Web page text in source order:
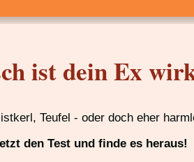
ist dein Ex
Teufel - oder doch eher
den Test und finde es heraus!